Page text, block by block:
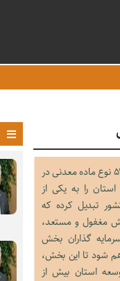
وجود ۴۸۹ معدن و ۵۱ نوع ماده معدنی در
استان را به یکی از
تبدیل کرده که
مغفول و مستعد،
گذاران بخش
شود تا این بخش،
استان بیش از